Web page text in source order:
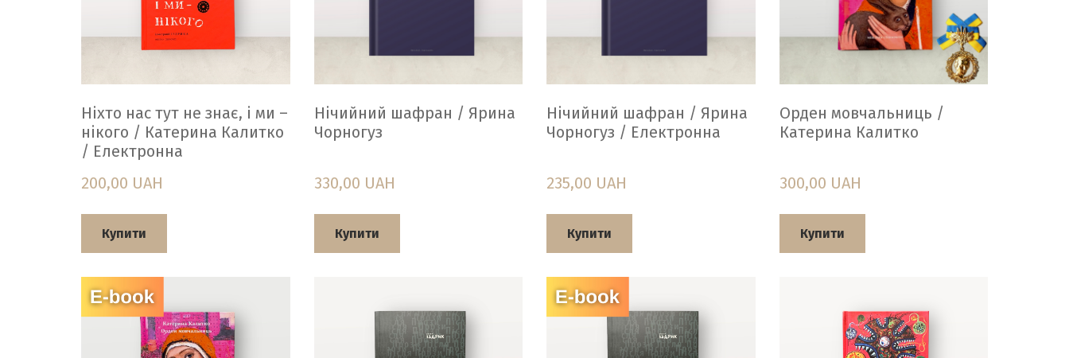
Ніхто нас тут не знає, і ми –
нікого / Катерина Калитко
/ Електронна
200,00 UAH
Купити
Нічийний шафран / Ярина
Чорногуз
330,00 UAH
Купити
Нічийний шафран / Ярина
Чорногуз / Електронна
235,00 UAH
Купити
Орден мовчальниць /
Катерина Калитко
300,00 UAH
Купити